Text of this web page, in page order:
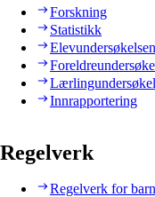
Forskning
Statistikk
Elevundersøkelsen
Innrapportering
Regelverk
Regelverk for